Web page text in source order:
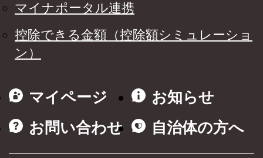
マイナポータル連携
控除できる金額（控除額シミュレーショ
ン）
マイページ
お知らせ
お問い合わせ
自治体の方へ